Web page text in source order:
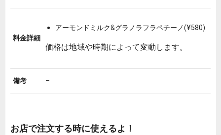
料金詳細
アーモンドミルク&グラノラフラペチーノ(¥580)
価格は地域や時期によって変動します。
備考 –
お店で注文する時に使えるよ！